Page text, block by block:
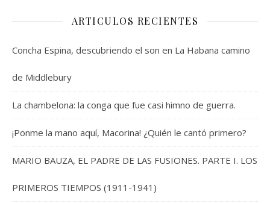
ARTICULOS RECIENTES
Concha Espina, descubriendo el son en La Habana camino
de Middlebury
La chambelona: la conga que fue casi himno de guerra.
¡Ponme la mano aquí, Macorina! ¿Quién le cantó primero?
MARIO BAUZA, EL PADRE DE LAS FUSIONES. PARTE I. LOS
PRIMEROS TIEMPOS (1911-1941)